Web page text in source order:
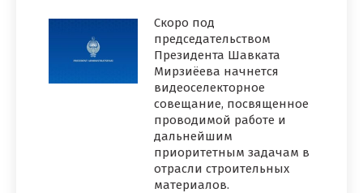
Скоро под
председательством
Президента Шавката
Мирзиёева начнется
видеоселекторное
совещание, посвященное
проводимой работе и
дальнейшим
приоритетным задачам в
отрасли строительных
материалов.